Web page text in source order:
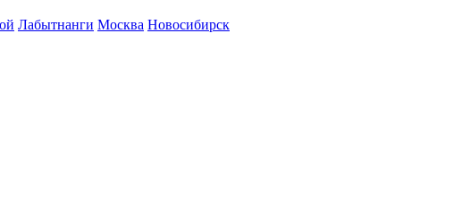
Лабытнанги Москва Новосибирск